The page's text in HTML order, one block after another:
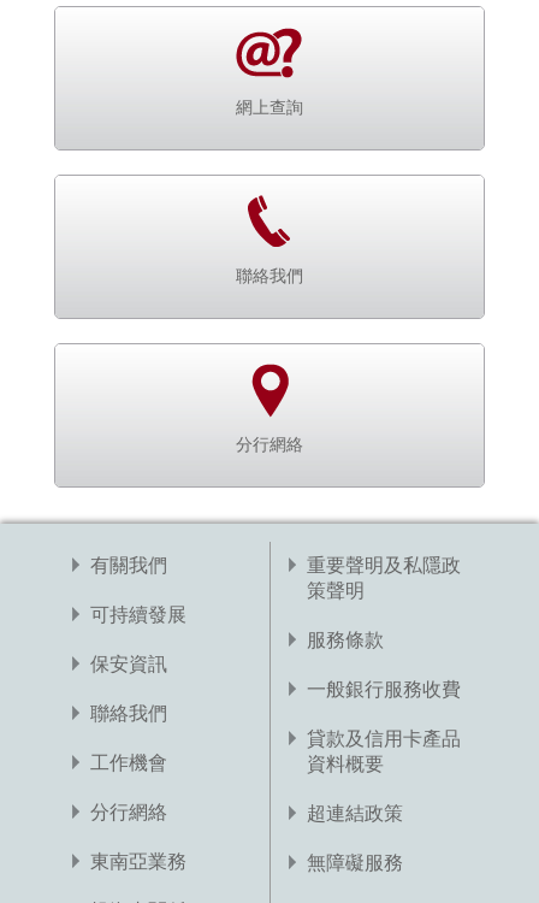
網上查詢
聯絡我們
分行網絡
有關我們
可持續發展
保安資訊
聯絡我們
工作機會
分行網絡
東南亞業務
重要聲明及私隱政
策聲明
服務條款
一般銀行服務收費
貸款及信用卡產品
資料概要
超連結政策
無障礙服務